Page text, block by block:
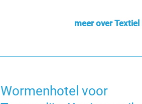
meer over Textiel
Wormenhotel voor